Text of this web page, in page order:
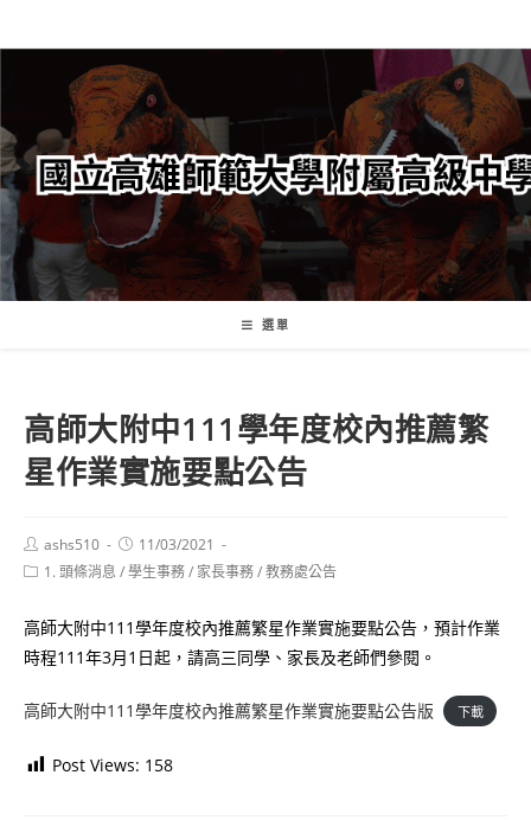
轉
要
內
容
選單
高師大附中111學年度校內推薦繁
星作業實施要點公告
Post
author:
ashs510
Post
published:
11/03/2021
Post1. 頭條消息 /學生事務/ 家長事務/教務處公告
高師大附中111學年度校內推薦繁星作業實施要點公告，預計作業
時程111年3月1日起，請高三同學、家長及老師們參閱。
高師大附中111學年度校內推薦繁星作業實施要點公告版 下載
Post Views: 158